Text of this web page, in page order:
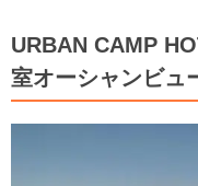
URBAN CAMP
室オーシャンビュ